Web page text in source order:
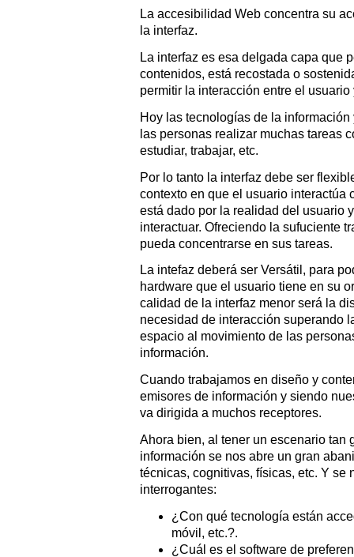
La accesibilidad Web concentra su
la interfaz.
La interfaz es esa delgada capa que
contenidos, está recostada o
permitir la interacción entre el
Hoy las tecnologías de la
las personas realizar muchas tareas
estudiar, trabajar, etc.
Por lo tanto la interfaz debe ser
contexto en que el usuario interactúa
está dado por la realidad del usuario
interactuar. Ofreciendo la sufuciente
pueda concentrarse en sus tareas.
La intefaz deberá ser Versátil, para
hardware que el usuario tiene en su
calidad de la interfaz menor será la
necesidad de interacción superando
espacio al movimiento de las
información.
Cuando trabajamos en diseño y
emisores de información y siendo
va dirigida a muchos receptores.
Ahora bien, al tener un escenario tan
información se nos abre un gran
técnicas, cognitivas, físicas, etc. Y se
interrogantes:
¿Con qué tecnología están
móvil, etc.?.
¿Cuál es el software de